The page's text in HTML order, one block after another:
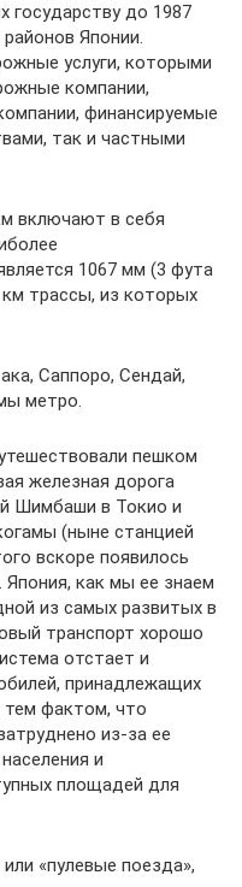
государству до 1987
Японии.
услуги, которыми
компании,
финансируемые
так и частными
включают в себя
1067 мм (3 фута
трассы, из которых
Саппоро, Сендай,
метро.
пешком
железная дорога
Шимбаши в Токио и
(ныне станцией
вскоре появилось
как мы ее знаем
из самых развитых в
транспорт хорошо
отстает и
принадлежащих
тем фактом, что
из-за ее
и
площадей для
«пулевые поезда»,